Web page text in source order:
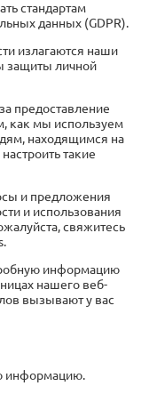
стандартам
данных (GDPR).
излагаются наши
защиты личной
предоставление
как мы используем
находящимся на
такие
и предложения
и использования
свяжитесь
информацию
нашего веб-
вызывают у вас
информацию.